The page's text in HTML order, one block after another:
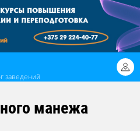
заведений
манежа